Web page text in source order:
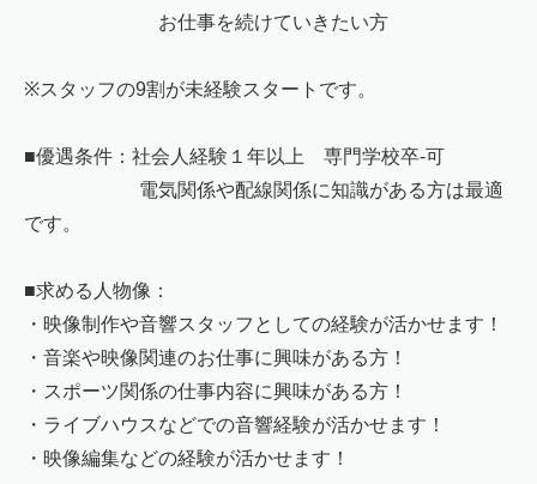
お仕事を続けていきたい方
※スタッフの9割が未経験スタートです。
■優遇条件：社会人経験１年以上 専門学校卒-可
電気関係や配線関係に知識がある方は最適
です。
■求める人物像：
・映像制作や音響スタッフとしての経験が活かせます！
・音楽や映像関連のお仕事に興味がある方！
・スポーツ関係の仕事内容に興味がある方！
・ライブハウスなどでの音響経験が活かせます！
・映像編集などの経験が活かせます！